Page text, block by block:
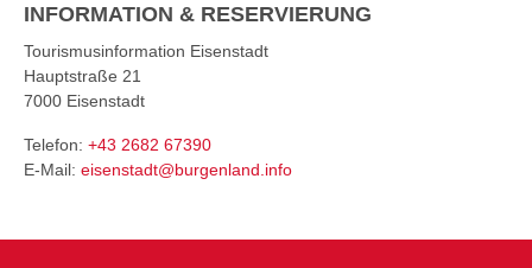
INFORMATION & RESERVIERUNG
Tourismusinformation Eisenstadt
Hauptstraße 21
7000 Eisenstadt
Telefon: +43 2682 67390
E-Mail: eisenstadt@burgenland.info